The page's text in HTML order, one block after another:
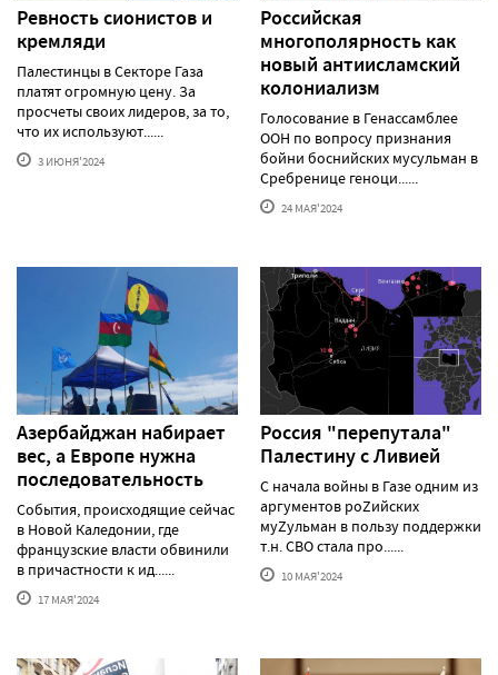
Ревность сионистов и
кремляди
Палестинцы в Секторе Газа
платят огромную цену. За
просчеты своих лидеров, за то,
что их используют......
3 ИЮНЯ'2024
Российская
многополярность как
новый антиисламский
колониализм
Голосование в Генассамблее
ООН по вопросу признания
бойни боснийских мусульман в
Сребренице геноци......
24 МАЯ'2024
Азербайджан набирает
вес, а Европе нужна
последовательность
События, происходящие сейчас
в Новой Каледонии, где
французские власти обвинили
в причастности к ид......
17 МАЯ'2024
Россия "перепутала"
Палестину с Ливией
С начала войны в Газе одним из
аргументов роZийских
муZульман в пользу поддержки
т.н. СВО стала про......
10 МАЯ'2024